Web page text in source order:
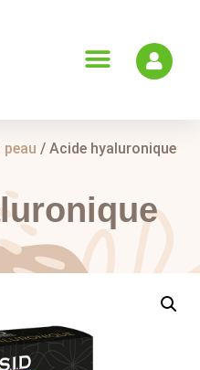
peau / Acide hyaluronique